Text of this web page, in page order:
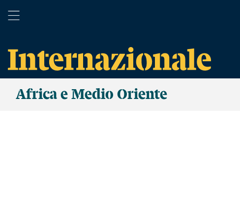
Africa e Medio Oriente